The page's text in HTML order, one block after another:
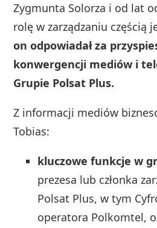
Zygmunta Solorza i od lat
rolę w zarządzaniu częścią
on odpowiadał za
konwergencji mediów i
Grupie Polsat Plus.
Z informacji mediów
Tobias:
kluczowe funkcje w
prezesa lub członka
Polsat Plus, w tym
operatora Polkomtel,